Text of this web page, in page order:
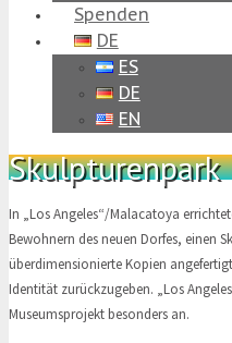
Spenden
DE
ES
DE
EN
Skulpturenpark
In „Los Angeles“/Malacatoya
Bewohnern des neuen Dorfes, einen
überdimensionierte Kopien
Identität zurückzugeben. „Los
Museumsprojekt besonders an.